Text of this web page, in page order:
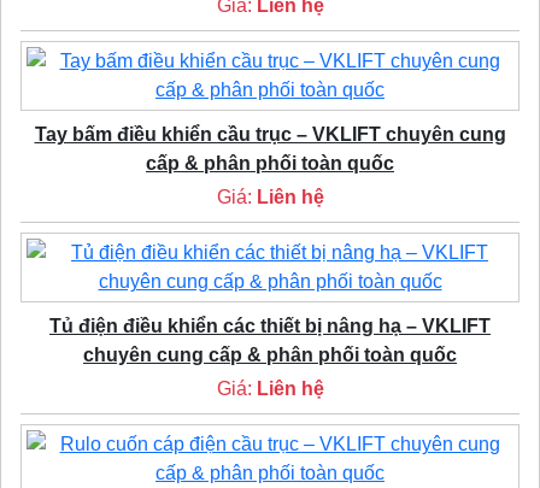
Giá: Liên hệ
Tay bấm điều khiển cầu trục – VKLIFT chuyên cung
cấp & phân phối toàn quốc
Giá: Liên hệ
Tủ điện điều khiển các thiết bị nâng hạ – VKLIFT
chuyên cung cấp & phân phối toàn quốc
Giá: Liên hệ